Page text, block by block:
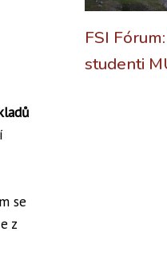
se
z
FSI
studenti